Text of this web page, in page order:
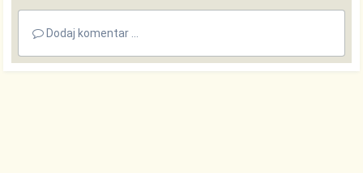
Dodaj komentar ...